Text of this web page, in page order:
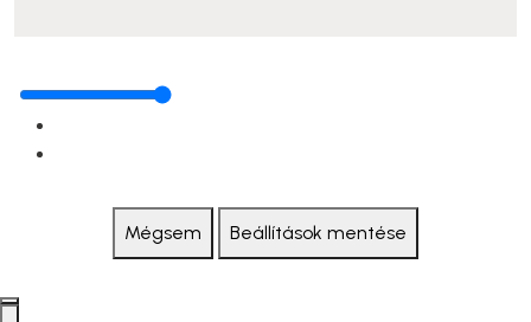
Mégsem Beállítások mentése